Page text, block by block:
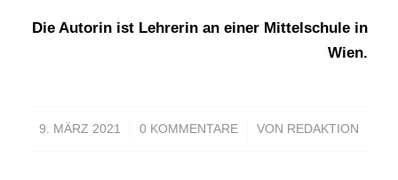
Die Autorin ist Lehrerin an einer Mittelschule in
Wien.
9. MÄRZ 2021
/ 0 KOMMENTARE
/ VON REDAKTION